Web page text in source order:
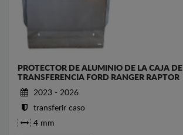
PROTECTOR DE ALUMINIO DE LA CAJA DE
TRANSFERENCIA FORD RANGER RAPTOR
2023 - 2026
transferir caso
4 mm